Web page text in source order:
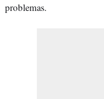
problemas.